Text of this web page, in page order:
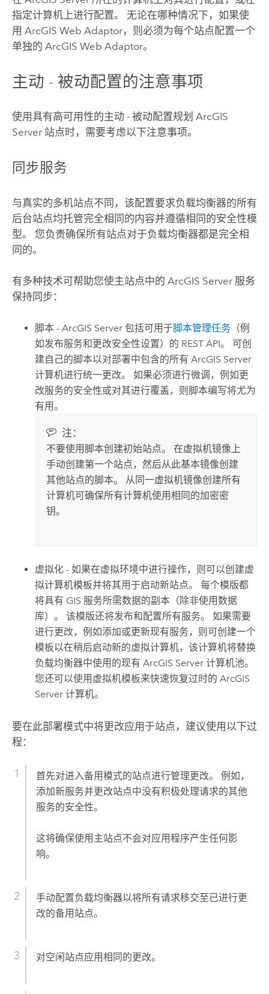
指定计算机上进行配置。 无论在哪种情况下，如果使
用 ArcGIS Web Adaptor，则必须为每个站点配置一个
单独的 ArcGIS Web Adaptor。
主动 - 被动配置的注意事项
使用具有高可用性的主动 - 被动配置规划 ArcGIS
Server站点时，需要考虑以下注意事项。
同步服务
与真实的多机站点不同，该配置要求负载均衡器的所有
后台站点均托管完全相同的内容并遵循相同的安全性模
型。 您负责确保所有站点对于负载均衡器都是完全相
同的。
有多种技术可帮助您使主站点中的 ArcGIS Server服务
保持同步：
脚本 -ArcGIS Server 包括可用于脚本管理任务 （例
如发布服务和更改安全性设置）的 REST API。 可创
建自己的脚本以对部署中包含的所有ArcGIS Server
计算机进行统一更改。 如果必须进行微调，例如更
改服务的安全性或对其进行覆盖，则脚本编写将尤为
有用。
注：
不要使用脚本创建初始站点。 在虚拟机镜像上
手动创建第一个站点，然后从此基本镜像创建
其他站点的脚本。 从同一虚拟机镜像创建所有
计算机可确保所有计算机使用相同的加密密
钥。
虚拟化 - 如果在虚拟环境中进行操作，则可以创建虚
拟计算机模板并将其用于启动新站点。 每个模版都
将具有 GIS 服务所需数据的副本（除非使用数据
库）。 该模版还将发布和配置所有服务。 如果需要
进行更改，例如添加或更新现有服务，则可创建一个
模板以在稍后启动新的虚拟计算机，该计算机将替换
负载均衡器中使用的现有ArcGIS Server 计算机池。
您还可以使用虚拟机模板来快速恢复过时的ArcGIS
Server 计算机。
要在此部署模式中将更改应用于站点，建议使用以下过
程：
首先对进入备用模式的站点进行管理更改。 例如，
添加新服务并更改站点中没有积极处理请求的其他
服务的安全性。
这将确保使用主站点不会对应用程序产生任何影
响。
手动配置负载均衡器以将所有请求移交至已进行更
改的备用站点。
对空闲站点应用相同的更改。